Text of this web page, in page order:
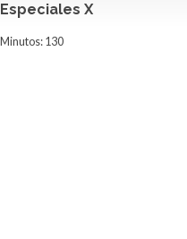
Especiales X
Minutos: 130